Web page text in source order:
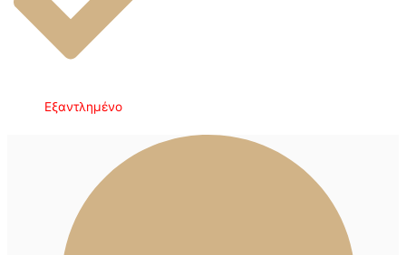
Εξαντλημένο